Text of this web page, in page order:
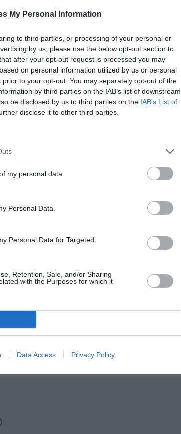
My Personal Information
to third parties, or processing of your personal or
by us, please use the below opt-out section to
after your opt-out request is processed you may
on personal information utilized by us or personal
to your opt-out. You may separately opt-out of the
by third parties on the IAB’s list of downstream
be disclosed by us to third parties on the IAB’s List of
disclose it to other third parties.
my personal data.
Personal Data.
Personal Data for Targeted
Retention, Sale, and/or Sharing
with the Purposes for which it
Data Access Privacy Policy